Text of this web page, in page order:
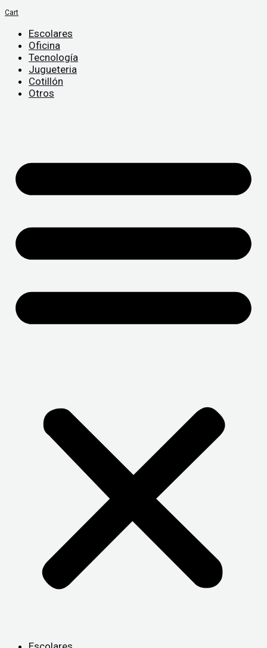
Cart
Escolares
Oficina
Tecnología
Jugueteria
Cotillón
Otros